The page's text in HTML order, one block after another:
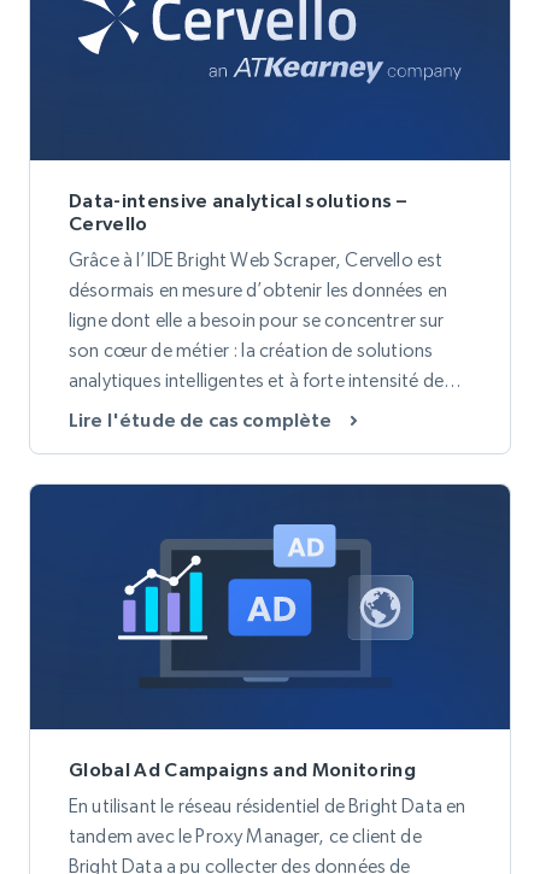
Data-intensive analytical solutions –
Cervello
Grâce à l’IDE Bright Web Scraper, Cervello est
désormais en mesure d’obtenir les données en
ligne dont elle a besoin pour se concentrer sur
son cœur de métier : la création de solutions
analytiques intelligentes et à forte intensité de
données pour ses clients dans les secteurs de la
Lire l'étude de cas complète
Global Ad Campaigns and Monitoring
En utilisant le réseau résidentiel de Bright Data en
tandem avec le Proxy Manager, ce client de
Bright Data a pu collecter des données de